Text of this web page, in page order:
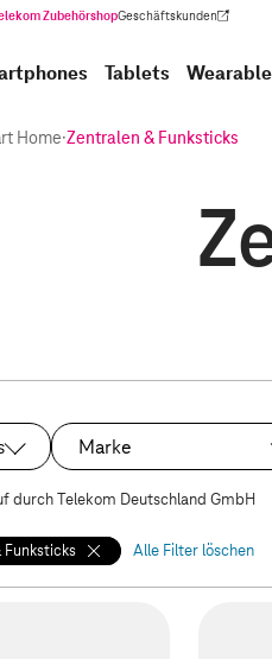
ZubehörshopGeschäftskunden
(Wird in einem neuen Tab
Tablets
Home·Zentralen & Funksticks
Marke
durch Telekom Deutschland GmbH
Funksticks Alle Filter löschen